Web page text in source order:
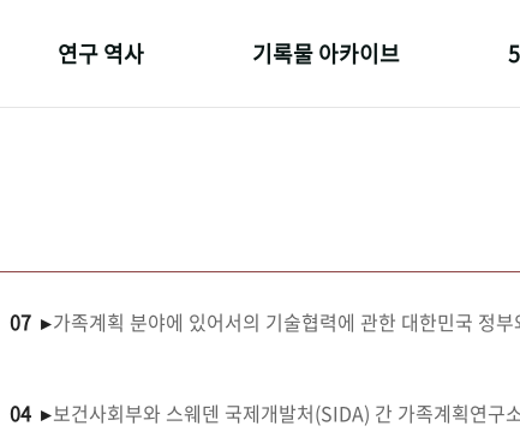
연구 역사 기록물 아카이브
07 ▸가족계획 분야에 있어서의 기술협력에 관한 대한민국 정
04 ▸보건사회부와 스웨덴 국제개발처(SIDA) 간 가족계획연구